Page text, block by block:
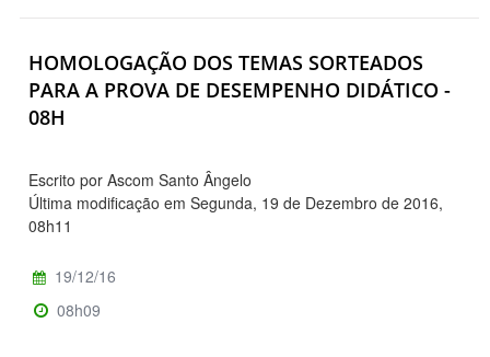
HOMOLOGAÇÃO DOS TEMAS SORTEADOS
PARA A PROVA DE DESEMPENHO DIDÁTICO -
08H
Escrito por Ascom Santo Ângelo
Última modificação em Segunda, 19 de Dezembro de 2016,
08h11
19/12/16
08h09